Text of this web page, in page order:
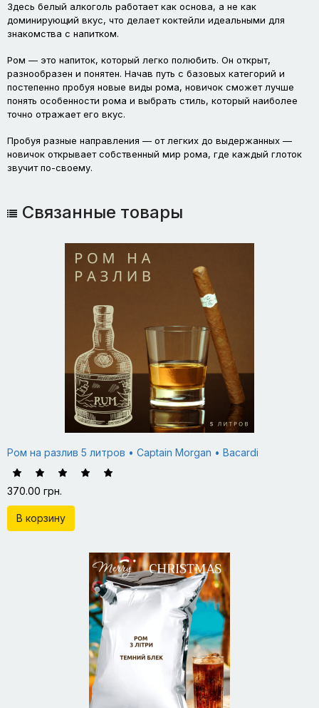
Здесь белый алкоголь работает как основа, а не как
доминирующий вкус, что делает коктейли идеальными для
знакомства с напитком.
Ром — это напиток, который легко полюбить. Он открыт,
разнообразен и понятен. Начав путь с базовых категорий и
постепенно пробуя новые виды рома, новичок сможет лучше
понять особенности рома и выбрать стиль, который наиболее
точно отражает его вкус.
Пробуя разные направления — от легких до выдержанных —
новичок открывает собственный мир рома, где каждый глоток
звучит по-своему.
Связанные товары
Ром на разлив 5 литров • Captain Morgan • Bacardi
370.00 грн.
В корзину